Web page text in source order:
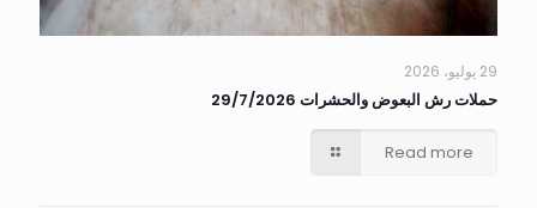
29 يوليو، 2026
حملات رش البعوض والحشرات 29/7/2026
Read more